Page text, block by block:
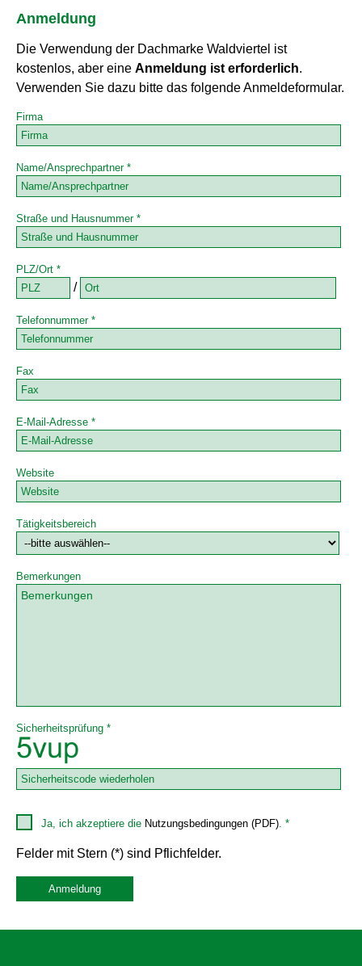
Anmeldung
Die Verwendung der Dachmarke Waldviertel ist
kostenlos, aber eine Anmeldung ist erforderlich.
Verwenden Sie dazu bitte das folgende Anmeldeformular.
Firma
Name/Ansprechpartner *
Straße und Hausnummer *
PLZ/Ort *
/
Telefonnummer *
Fax
E-Mail-Adresse *
Website
Tätigkeitsbereich
Bemerkungen
Sicherheitsprüfung *
Ja, ich akzeptiere die Nutzungsbedingungen (PDF). *
Felder mit Stern (*) sind Pflichfelder.
Anmeldung